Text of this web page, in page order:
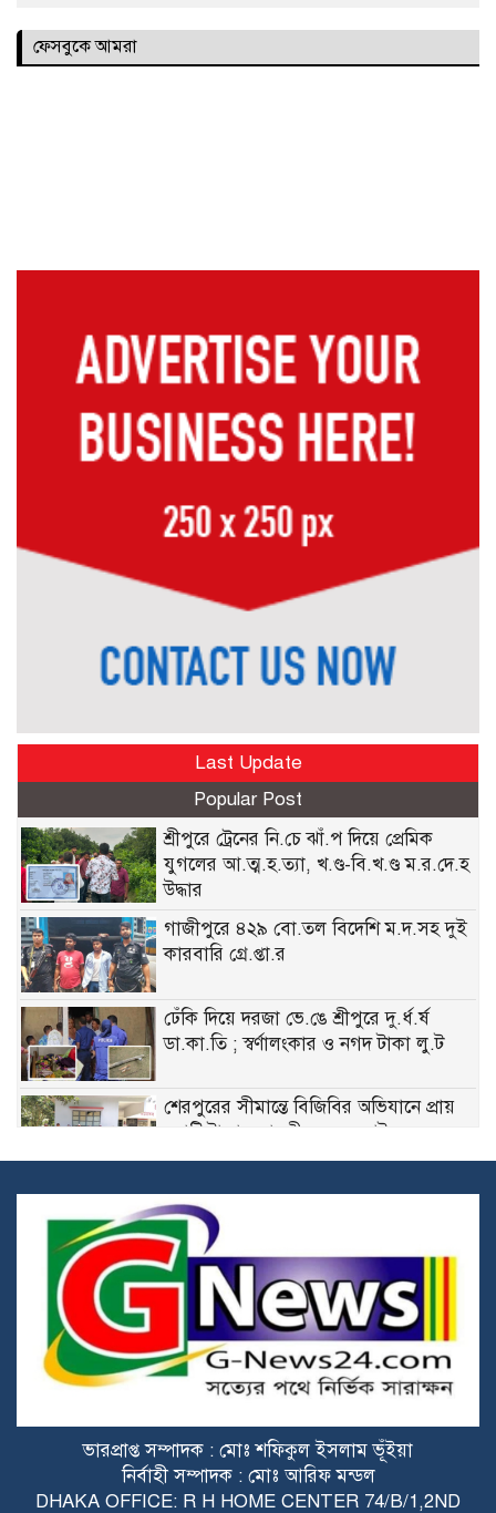
ফেসবুকে আমরা
Last Update
Popular Post
শ্রীপুরে ট্রেনের নি.চে ঝাঁ.প দিয়ে প্রেমিক
যুগলের আ.ত্ম.হ.ত্যা, খ.ণ্ড-বি.খ.ণ্ড ম.র.দে.হ
উদ্ধার
গাজীপুরে ৪২৯ বো.তল বিদেশি ম.দ.সহ দুই
কারবারি গ্রে.প্তা.র
ঢেঁকি দিয়ে দরজা ভে.ঙে শ্রীপুরে দু.র্ধ.র্ষ
ডা.কা.তি ; স্বর্ণালংকার ও নগদ টাকা লু.ট
শেরপুরের সীমান্তে বিজিবির অভিযানে প্রায়
কোটি টাকার ভারতীয় ওষুধ আটক
শ্রীপুরে মা.দ.কের বিরুদ্ধে ফুঁ.সে উঠেছে
গ্রামবাসী: মা.দ.ক কারবারিদের সামাজিক
ব.য়.ক.টের হুঁ.শি.য়ারি
ছাত্র-জনতার বিজয়ের ২য় বর্ষপূর্তিতে শ্রীপুরে
বিএনপির বিজয় মিছিল
টঙ্গীতে অভিনব কায়দায় স্কুটির বক্সে ৯৬
বোতল ফে.ন.সি.ডি.ল পাচারকালে আ.ট.ক ১
৩৬ জুলাই গণ-অভ্যুত্থানের শহীদ ও
আহতদের প্রতি গাজীপুর সিটি প্রশাসকের
ভারপ্রাপ্ত সম্পাদক : মোঃ শফিকুল ইসলাম ভূঁইয়া
নির্বাহী সম্পাদক : মোঃ আরিফ মন্ডল
DHAKA OFFICE: R H HOME CENTER 74/B/1,2ND